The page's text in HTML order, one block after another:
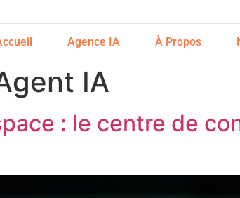
Agence IA À Propos
IA
: le centre de